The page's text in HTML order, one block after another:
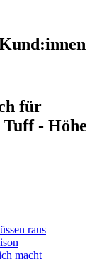
für
- Höhe
raus
macht